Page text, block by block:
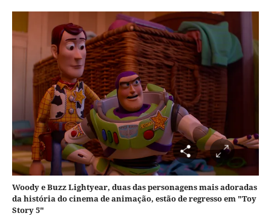
Woody e Buzz Lightyear, duas das personagens mais adoradas
da história do cinema de animação, estão de regresso em "Toy
Story 5"